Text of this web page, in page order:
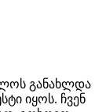
განახლდა
იყოს. ჩვენ